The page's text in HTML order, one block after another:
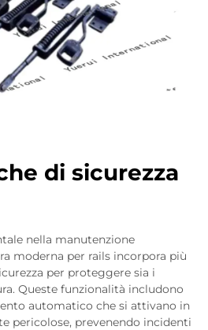
di sicurezza
nella manutenzione
moderna per rails incorpora più
per proteggere sia i
Queste funzionalità includono
automatico che si attivano in
pericolose, prevenendo incidenti